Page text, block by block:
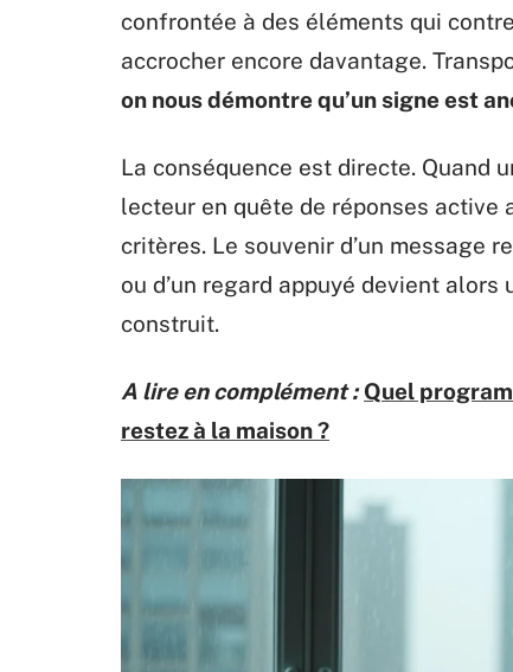
confrontée à des éléments qui
accrocher encore davantage.
on nous démontre qu’un signe est
La conséquence est directe. Quand
lecteur en quête de réponses
critères. Le souvenir d’un message
ou d’un regard appuyé devient
construit.
A lire en complément : Quel
restez à la maison ?